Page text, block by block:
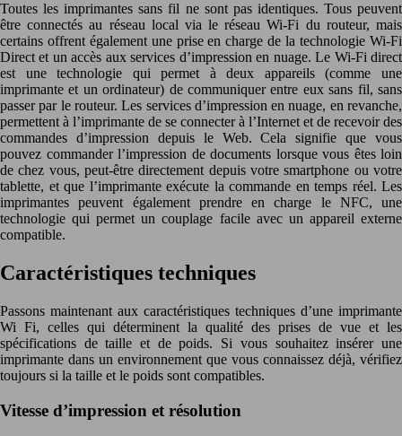
Toutes les imprimantes sans fil ne sont pas identiques. Tous peuvent
être connectés au réseau local via le réseau Wi-Fi du routeur, mais
certains offrent également une prise en charge de la technologie Wi-Fi
Direct et un accès aux services d’impression en nuage. Le Wi-Fi direct
est une technologie qui permet à deux appareils (comme une
imprimante et un ordinateur) de communiquer entre eux sans fil, sans
passer par le routeur. Les services d’impression en nuage, en revanche,
permettent à l’imprimante de se connecter à l’Internet et de recevoir des
commandes d’impression depuis le Web. Cela signifie que vous
pouvez commander l’impression de documents lorsque vous êtes loin
de chez vous, peut-être directement depuis votre smartphone ou votre
tablette, et que l’imprimante exécute la commande en temps réel. Les
imprimantes peuvent également prendre en charge le NFC, une
technologie qui permet un couplage facile avec un appareil externe
compatible.
Caractéristiques techniques
Passons maintenant aux caractéristiques techniques d’une imprimante
Wi Fi, celles qui déterminent la qualité des prises de vue et les
spécifications de taille et de poids. Si vous souhaitez insérer une
imprimante dans un environnement que vous connaissez déjà, vérifiez
toujours si la taille et le poids sont compatibles.
Vitesse d’impression et résolution